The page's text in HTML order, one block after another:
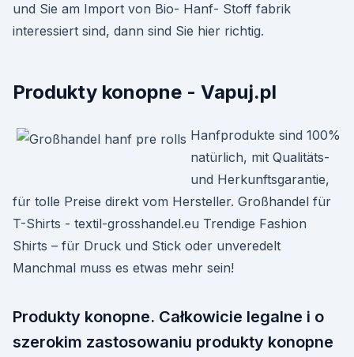
und Sie am Import von Bio- Hanf- Stoff fabrik
interessiert sind, dann sind Sie hier richtig.
Produkty konopne - Vapuj.pl
Hanfprodukte sind 100%
natürlich, mit Qualitäts-
und Herkunftsgarantie,
für tolle Preise direkt vom Hersteller. Großhandel für
T-Shirts - textil-grosshandel.eu Trendige Fashion
Shirts – für Druck und Stick oder unveredelt
Manchmal muss es etwas mehr sein!
Produkty konopne. Całkowicie legalne i o
szerokim zastosowaniu produkty konopne